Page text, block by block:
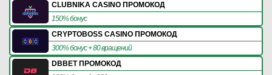
CLUBNIKA CASINO ПРОМОКОД
150% бонус
CRYPTOBOSS CASINO ПРОМОКОД
300% бонус + 80 вращений
DBBET ПРОМОКОД